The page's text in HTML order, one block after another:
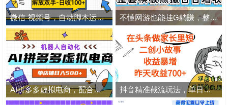
微信-视频号，自动脚本运行，彻底解放双手日入100+ 不懂网游也能挂G躺賺，整套模板照搬日日增收，单机每天稳定1000+【揭秘】
AI拼多多虚拟电商，配合机器人打造一个日入500的自动化店铺 抖音精准截流玩法，单日引流 200 创业粉，安全不踩封号风险